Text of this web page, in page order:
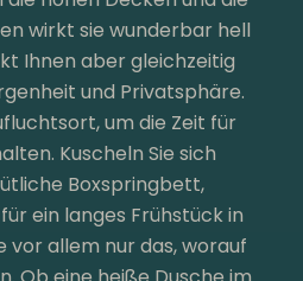
wirkt sie wunderbar hell
Ihnen aber gleichzeitig
und Privatsphäre.
um die Zeit für
Kuscheln Sie sich
Boxspringbett,
ein langes Frühstück in
vor allem nur das, worauf